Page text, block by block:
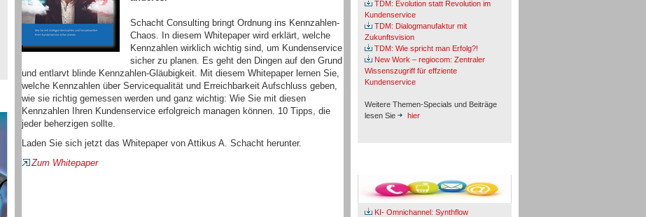
Schacht Consulting bringt Ordnung ins Kennzahlen-
Chaos. In diesem Whitepaper wird erklärt, welche
Kennzahlen wirklich wichtig sind, um Kundenservice
sicher zu planen. Es geht den Dingen auf den Grund
und entlarvt blinde Kennzahlen-Gläubigkeit. Mit diesem Whitepaper lernen Sie,
welche Kennzahlen über Servicequalität und Erreichbarkeit Aufschluss geben,
wie sie richtig gemessen werden und ganz wichtig: Wie Sie mit diesen
Kennzahlen Ihren Kundenservice erfolgreich managen können. 10 Tipps, die
jeder beherzigen sollte.
Laden Sie sich jetzt das Whitepaper von Attikus A. Schacht herunter.
Zum Whitepaper
TDM: Evolution statt Revolution im
Kundenservice
TDM: Dialogmanufaktur mit
Zukunftsvision
TDM: Wie spricht man Erfolg?!
New Work – regiocom: Zentraler
Wissenszugriff für effziente
Kundenservice
Weitere Themen-Specials und Beiträge
lesen Sie
hier
KI- Omnichannel: Synthflow